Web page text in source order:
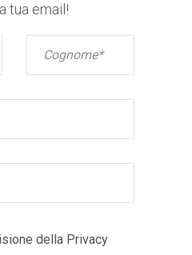
tua email!
della Privacy